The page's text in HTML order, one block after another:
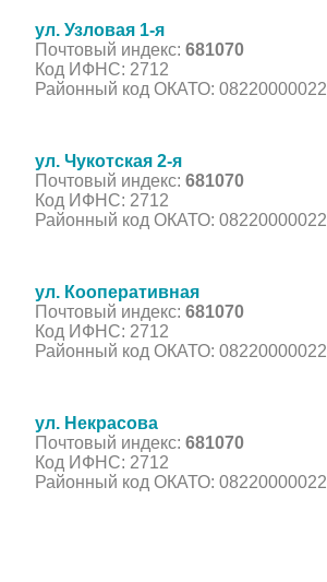
ул. Узловая 1-я
Почтовый индекс: 681070
Код ИФНС: 2712
Районный код ОКАТО: 08220000022
ул. Чукотская 2-я
Почтовый индекс: 681070
Код ИФНС: 2712
Районный код ОКАТО: 08220000022
ул. Кооперативная
Почтовый индекс: 681070
Код ИФНС: 2712
Районный код ОКАТО: 08220000022
ул. Некрасова
Почтовый индекс: 681070
Код ИФНС: 2712
Районный код ОКАТО: 08220000022